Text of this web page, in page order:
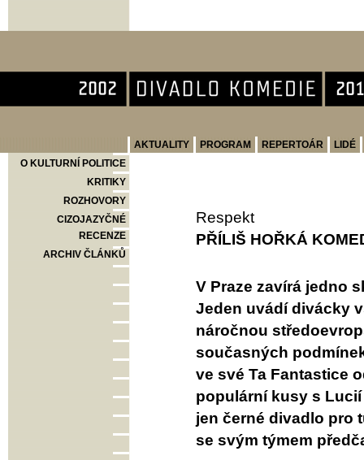
AKTUALITY PROGRAM REPERTOÁR
LIDÉ
O KULTURNÍ POLITICE
KRITIKY
ROZHOVORY
CIZOJAZYČNÉ
RECENZE
ARCHIV ČLÁNKŮ
Respekt
PŘÍLIŠ HOŘKÁ
V Praze zavírá jedno
Jeden uvádí divácky
náročnou
současných
ve své Ta Fantastice
populární kusy s
jen černé divadlo pro
se svým týmem